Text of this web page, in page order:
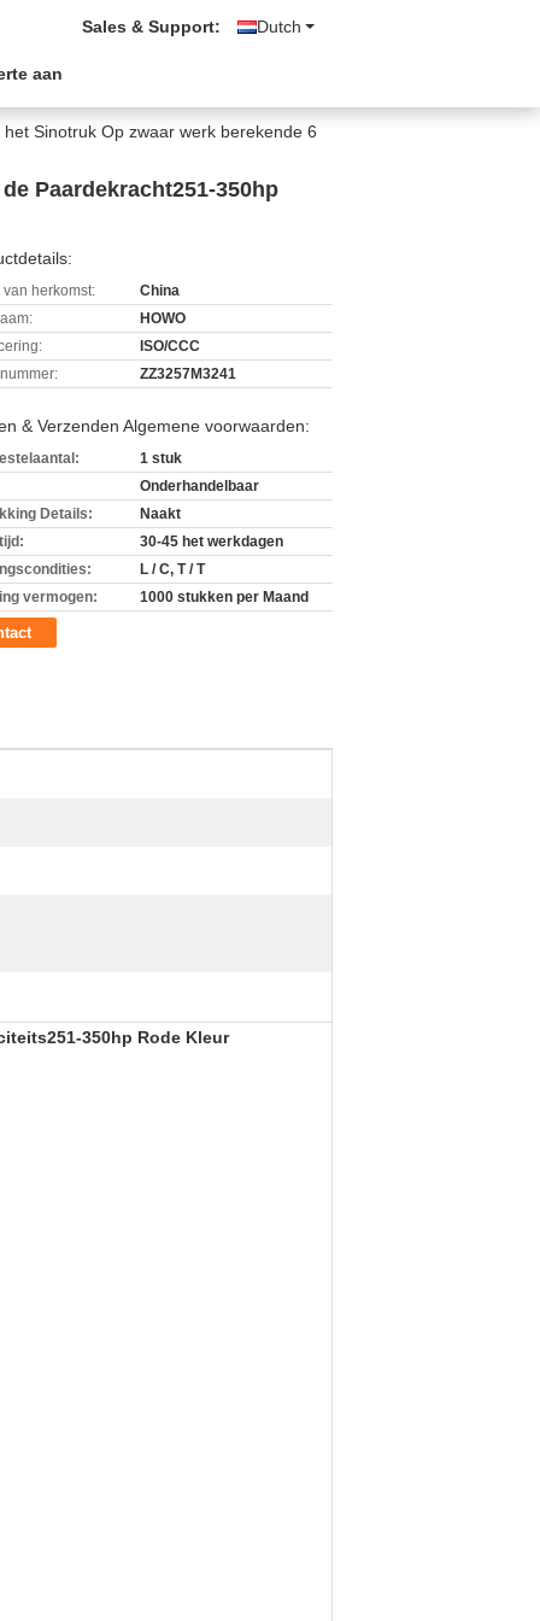
Dutch
Sales & Support:
aan
Sinotruk Op zwaar werk berekende 6
Paardekracht251-350hp
van herkomst:
China
HOWO
ISO/CCC
ZZ3257M3241
& Verzenden Algemene voorwaarden:
1 stuk
Onderhandelbaar
Details:
Naakt
30-45 het werkdagen
L / C, T / T
vermogen:
1000 stukken per Maand
350hp Rode Kleur